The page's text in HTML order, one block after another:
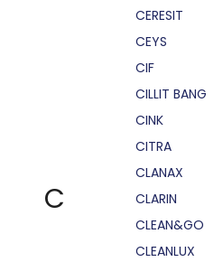
C
CERESIT
CEYS
CIF
CILLIT BANG
CINK
CITRA
CLANAX
CLARIN
CLEAN&GO
CLEANLUX